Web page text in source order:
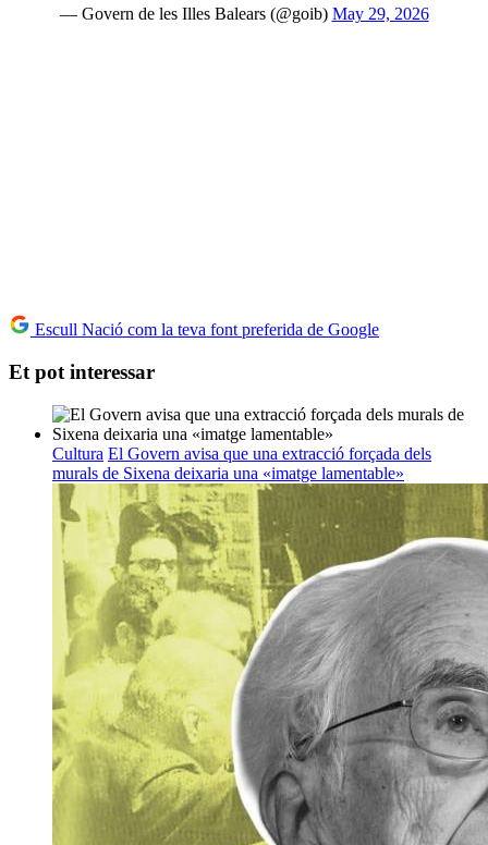
— Govern de les Illes Balears (@goib) May 29, 2026
Escull Nació com la teva font preferida de Google
Et pot interessar
Cultura El Govern avisa que una extracció forçada dels
murals de Sixena deixaria una «imatge lamentable»